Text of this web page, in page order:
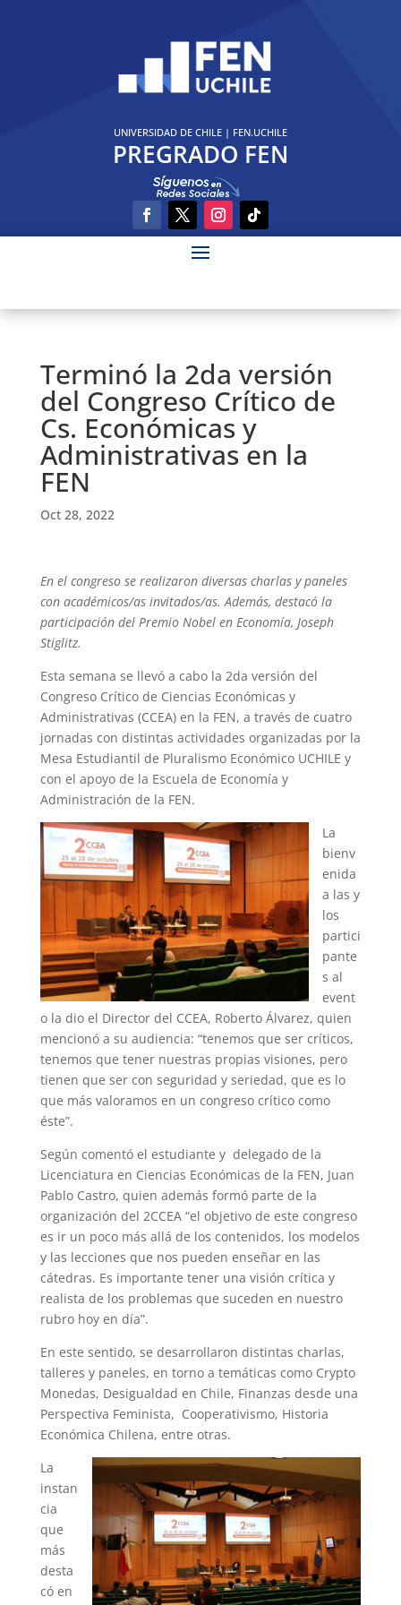
UNIVERSIDAD DE CHILE| FEN.UCHILE
PREGRADO FEN
Terminó la 2da versión
del Congreso Crítico de
Cs. Económicas y
Administrativas en la
FEN
Oct 28, 2022
En el congreso se realizaron diversas charlas y paneles
con académicos/as invitados/as. Además, destacó la
participación del Premio Nobel en Economía, Joseph
Stiglitz.
Esta semana se llevó a cabo la 2da versión del
Congreso Crítico de Ciencias Económicas y
Administrativas (CCEA) en la FEN, a través de cuatro
jornadas con distintas actividades organizadas por la
Mesa Estudiantil de Pluralismo Económico UCHILE y
con el apoyo de la Escuela de Economía y
Administración de la FEN.
La
bienv
enida
a las y
los
partici
pante
s al
event
o la dio el Director del CCEA, Roberto Álvarez, quien
mencionó a su audiencia: “tenemos que ser críticos,
tenemos que tener nuestras propias visiones, pero
tienen que ser con seguridad y seriedad, que es lo
que más valoramos en un congreso crítico como
éste”.
Según comentó el estudiante y delegado de la
Licenciatura en Ciencias Económicas de la FEN, Juan
Pablo Castro, quien además formó parte de la
organización del 2CCEA “el objetivo de este congreso
es ir un poco más allá de los contenidos, los modelos
y las lecciones que nos pueden enseñar en las
cátedras. Es importante tener una visión crítica y
realista de los problemas que suceden en nuestro
rubro hoy en día”.
En este sentido, se desarrollaron distintas charlas,
talleres y paneles, en torno a temáticas como Crypto
Monedas, Desigualdad en Chile, Finanzas desde una
Perspectiva Feminista, Cooperativismo, Historia
Económica Chilena, entre otras.
La
instan
cia
que
más
desta
có en